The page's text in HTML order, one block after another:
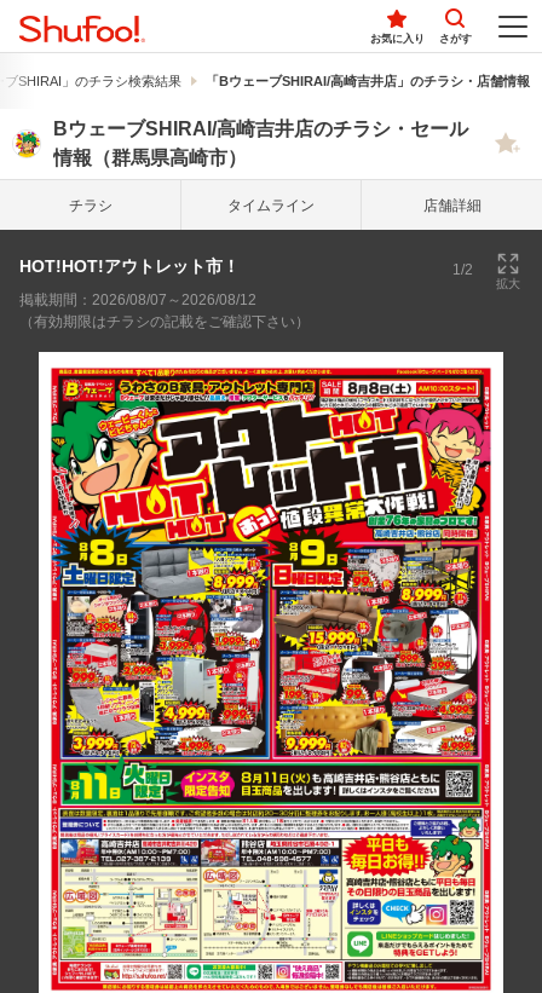
お気に入り さがす
ブSHIRAI」のチラシ検索結果 「BウェーブSHIRAI/高崎吉井店」のチラシ・店舗情報
BウェーブSHIRAI/高崎吉井店のチラシ・セール
情報（群馬県高崎市）
チラシ タイム ライン 店舗詳細
HOT!HOT!アウトレット市！ 1/2
拡大
掲載期間：2026/08/07～2026/08/12
（有効期限はチラシの記載をご確認下さい）